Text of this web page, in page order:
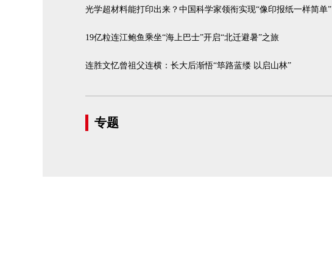
光学超材料能打印出来？中国科学家领衔实现“像印报纸一样简单”
19亿粒连江鲍鱼乘坐“海上巴士”开启“北迁避暑”之旅
连胜文忆曾祖父连横：长大后渐悟“筚路蓝缕 以启山林”
专题